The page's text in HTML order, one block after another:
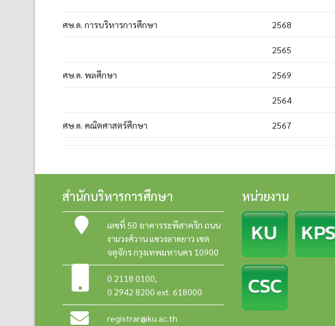
ศษ.ด. การบริหารการศึกษา 2568
2565
ศษ.ด. พลศึกษา 2569
2564
ศษ.ด. คณิตศาสตร์ศึกษา 2567
สำนักบริหารการศึกษา
เลขที่ 50 อาคารระพีสาคริก ถนน
งามวงศ์วาน แขวงลาดยาว เขต
จตุจักร กรุงเทพมหานคร 10900
0 2118 0100,
0 2942 8200 ext. 618000
registrar@ku.ac.th
หน่วยงาน